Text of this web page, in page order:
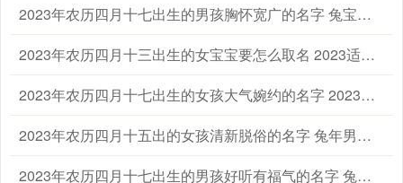
2023年农历四月十七出生的男孩胸怀宽广的名字 兔宝宝起名字大全男孩生辰八字起名
2023年农历四月十三出生的女宝宝要怎么取名 2023适合属兔的女孩宝宝名字大全
2023年农历四月十七出生的女孩大气婉约的名字 2023兔年宝宝女孩子取名字大全
2023年农历四月十五出的女孩清新脱俗的名字 兔年男宝宝女宝宝名字大全
2023年农历四月十七出生的男孩好听有福气的名字 兔年男孩名字2023年名字大全